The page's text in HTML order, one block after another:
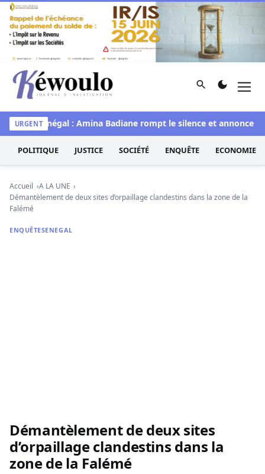
Aller au contenu
Kéwoulo, le premier site d'information et d'investigation
Rechercher
URGENT
Miss Sénégal : Amina Badiane rompt le silence et annonce une
POLITIQUE JUSTICE SOCIÉTÉ ENQUÊTE ECONOMIE
Accueil
A LA UNE
Démantèlement de deux sites d’orpaillage clandestins dans la zone de la
Falémé
ENQUÊTESENEGAL
Démantèlement de deux sites
d’orpaillage clandestins dans la
zone de la Falémé